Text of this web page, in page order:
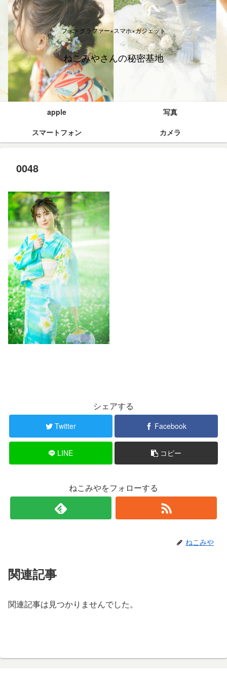
フォトグラファー×スマホ×ガジェット
ねこみやさんの秘密基地
apple
写真
スマートフォン
カメラ
0048
シェアする
Twitter Facebook
LINE コピー
ねこみやをフォローする
ねこみや
関連記事
関連記事は見つかりませんでした。